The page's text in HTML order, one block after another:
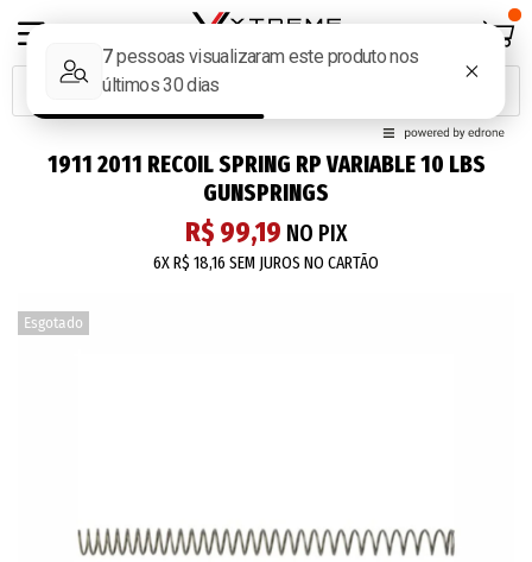
1911 2011 RECOIL SPRING RP VARIABLE 10 LBS
GUNSPRINGS
R$ 99,19 NO PIX
6XR$ 18,16 SEM JUROS NO CARTÃO
Esgotado